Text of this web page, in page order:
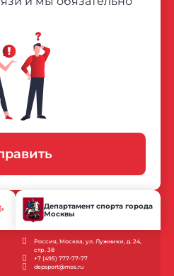
Департамент спорта города
Москвы
Россия, Москва, ул. Лужники, д. 24,
стр. 38
+7 (495) 777-77-77
depsport@mos.ru